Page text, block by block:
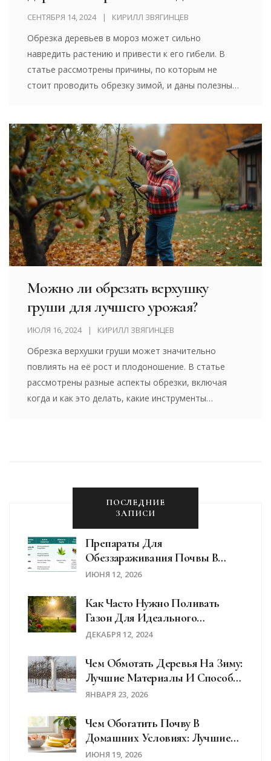
садоводов
СЕНТЯБРЯ 14, 2024 КИРИЛЛ ЗВЯГИНЦЕВ
Обрезка деревьев в мороз может сильно
навредить растению и привести к его гибели. В
статье рассмотрены причины, по которым не
стоит проводить обрезку зимой, и даны полезные
Можно ли обрезать верхушку
груши для лучшего урожая?
ИЮЛЯ 16, 2024 КИРИЛЛ ЗВЯГИНЦЕВ
Обрезка верхушки груши может значительно
повлиять на её рост и плодоношение. В статье
рассмотрены разные аспекты обрезки, включая
когда и как это делать, какие инструменты
ПОСЛЕДНИЕ
ЗАПИСИ
Препараты Для
Обеззараживания Почвы В
Саду: Полный Список И
ИЮНЯ 12, 2026
Как Часто Нужно Поливать
Газон Для Идеального
Результата
ДЕКАБРЯ 12, 2024
Чем Обмотать Деревья На Зиму:
Лучшие Материалы И Способы
Защиты От Морозов
ЯНВАРЯ 23, 2026
Чем Обогатить Почву В
Домашних Условиях: Лучшие
Рецепты Подкормок Для
ИЮНЯ 19, 2026